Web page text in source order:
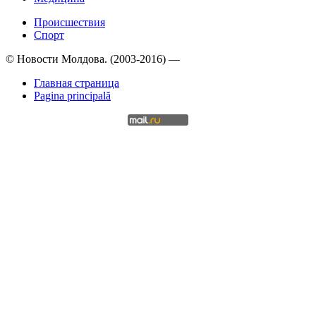
Происшествия
Спорт
© Новости Молдова. (2003-2016) —
Главная страница
Pagina principală